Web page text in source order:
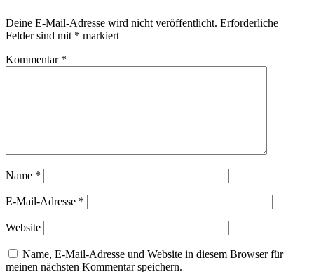
Deine E-Mail-Adresse wird nicht veröffentlicht. Erforderliche
Felder sind mit * markiert
Kommentar *
Name *
E-Mail-Adresse *
Website
Name, E-Mail-Adresse und Website in diesem Browser für
meinen nächsten Kommentar speichern.